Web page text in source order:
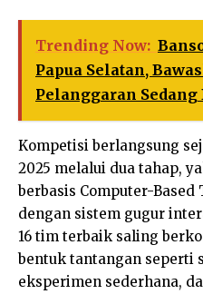
Trending Now:
Papua Selatan,
Pelanggaran
Kompetisi berlangsung
2025 melalui dua tahap,
berbasis Computer-Based
dengan sistem gugur
16 tim terbaik saling
bentuk tantangan seperti
eksperimen sederhana,